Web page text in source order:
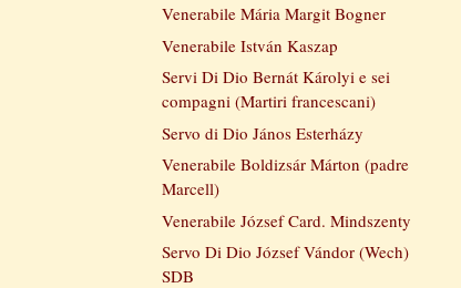
Venerabile Mária Margit Bogner
Venerabile István Kaszap
Servi Di Dio Bernát Károlyi e sei
compagni (Martiri francescani)
Servo di Dio János Esterházy
Venerabile Boldizsár Márton (padre
Marcell)
Venerabile József Card. Mindszenty
Servo Di Dio József Vándor (Wech)
SDB